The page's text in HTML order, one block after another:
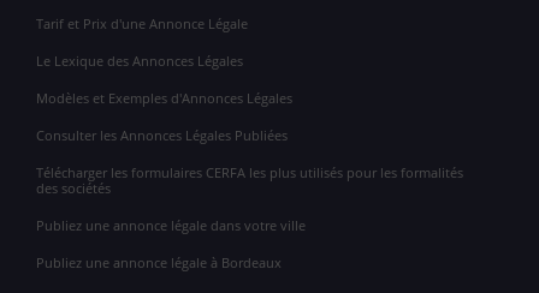
Tarif et Prix d'une Annonce Légale
Le Lexique des Annonces Légales
Modèles et Exemples d'Annonces Légales
Consulter les Annonces Légales Publiées
Télécharger les formulaires CERFA les plus utilisés pour les formalités
des sociétés
Publiez une annonce légale dans votre ville
Publiez une annonce légale à Bordeaux